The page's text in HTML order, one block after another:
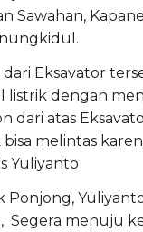
Sawahan,
dari Eksavator
listrik dengan
dari atas
melintas
Yuliyanto
Ponjong,
Segera menuju